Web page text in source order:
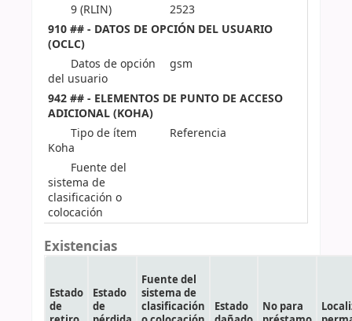
9 (RLIN)
2523
910 ## - DATOS DE OPCIÓN DEL USUARIO
(OCLC)
Datos de opción
del usuario
gsm
942 ## - ELEMENTOS DE PUNTO DE ACCESO
ADICIONAL (KOHA)
Tipo de ítem
Koha
Referencia
Fuente del
sistema de
clasificación o
colocación
Existencias
Estado
de
Estado
de
Fuente del
sistema de
clasificación
Estado
No para